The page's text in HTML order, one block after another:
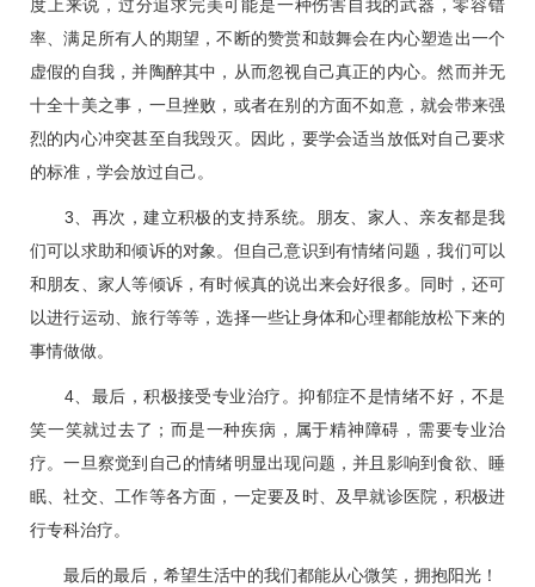
度上来说，过分追求完美可能是一种伤害自我的武器，零容错
率、满足所有人的期望，不断的赞赏和鼓舞会在内心塑造出一个
虚假的自我，并陶醉其中，从而忽视自己真正的内心。然而并无
十全十美之事，一旦挫败，或者在别的方面不如意，就会带来强
烈的内心冲突甚至自我毁灭。因此，要学会适当放低对自己要求
的标准，学会放过自己。
3、再次，建立积极的支持系统。朋友、家人、亲友都是我
们可以求助和倾诉的对象。但自己意识到有情绪问题，我们可以
和朋友、家人等倾诉，有时候真的说出来会好很多。同时，还可
以进行运动、旅行等等，选择一些让身体和心理都能放松下来的
事情做做。
4、最后，积极接受专业治疗。抑郁症不是情绪不好，不是
笑一笑就过去了；而是一种疾病，属于精神障碍，需要专业治
疗。一旦察觉到自己的情绪明显出现问题，并且影响到食欲、睡
眠、社交、工作等各方面，一定要及时、及早就诊医院，积极进
行专科治疗。
最后的最后，希望生活中的我们都能从心微笑，拥抱阳光！